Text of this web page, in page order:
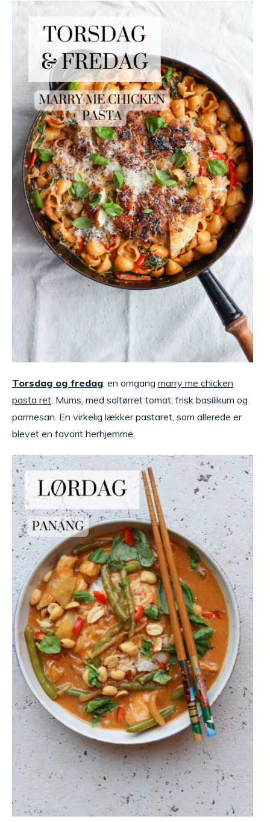
Torsdag og fredag: en omgang marry me chicken
pasta ret. Mums, med soltørret tomat, frisk basilikum og
parmesan. En virkelig lækker pastaret, som allerede er
blevet en favorit herhjemme.